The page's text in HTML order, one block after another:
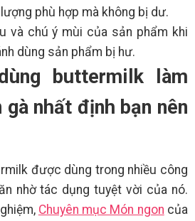
phù hợp mà không bị dư.
và chú ý mùi của sản phẩm khi
dùng sản phẩm bị hư.
buttermilk làm
gà nhất định bạn nên
được dùng trong nhiều công
nhờ tác dụng tuyệt vời của nó.
Chuyên mục Món ngon của